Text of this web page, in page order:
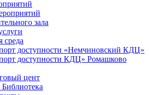
зала
среда
доступности «Немчиновский КДЦ»
доступности КДЦ» Ромашково
цент
Библиотека